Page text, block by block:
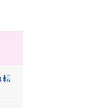
転